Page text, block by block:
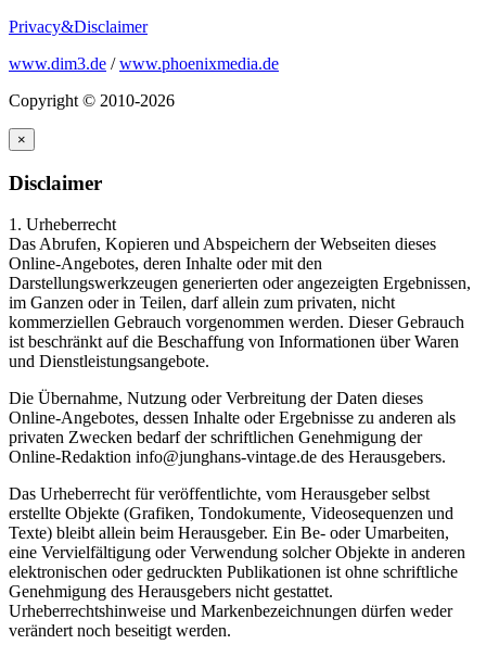
Privacy&Disclaimer
www.dim3.de /www.phoenixmedia.de
Copyright © 2010-2026
×
Disclaimer
1. Urheberrecht
Das Abrufen, Kopieren und Abspeichern der Webseiten dieses
Online-Angebotes, deren Inhalte oder mit den
Darstellungswerkzeugen generierten oder angezeigten Ergebnissen,
im Ganzen oder in Teilen, darf allein zum privaten, nicht
kommerziellen Gebrauch vorgenommen werden. Dieser Gebrauch
ist beschränkt auf die Beschaffung von Informationen über Waren
und Dienstleistungsangebote.
Die Übernahme, Nutzung oder Verbreitung der Daten dieses
Online-Angebotes, dessen Inhalte oder Ergebnisse zu anderen als
privaten Zwecken bedarf der schriftlichen Genehmigung der
Online-Redaktion info@junghans-vintage.de des Herausgebers.
Das Urheberrecht für veröffentlichte, vom Herausgeber selbst
erstellte Objekte (Grafiken, Tondokumente, Videosequenzen und
Texte) bleibt allein beim Herausgeber. Ein Be- oder Umarbeiten,
eine Vervielfältigung oder Verwendung solcher Objekte in anderen
elektronischen oder gedruckten Publikationen ist ohne schriftliche
Genehmigung des Herausgebers nicht gestattet.
Urheberrechtshinweise und Markenbezeichnungen dürfen weder
verändert noch beseitigt werden.